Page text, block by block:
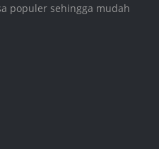
populer sehingga mudah